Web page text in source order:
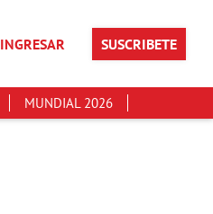
INGRESAR SUSCRIBETE
MUNDIAL 2026